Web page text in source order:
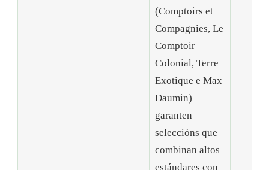
(Comptoirs et
Compagnies, Le
Comptoir
Colonial, Terre
Exotique e Max
Daumin)
garanten
seleccións que
combinan altos
estándares con